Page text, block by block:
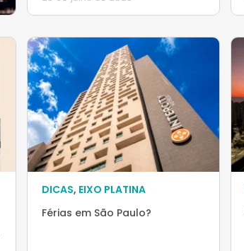
DICAS, EIXO PLATINA
Férias em São Paulo?